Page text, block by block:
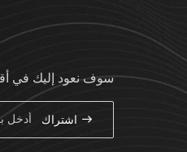
سوف نعود إليك في
اشتراك